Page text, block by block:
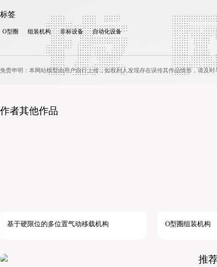
标签
O型圈 组装机构 非标设备 自动化设备
免责申明：本网站模型由用户自行上传，如权利人发现存在误传其作品情形，请及时
作者其他作品
基于硬限位的多位置气动移载机构 O型圈组装机构
推